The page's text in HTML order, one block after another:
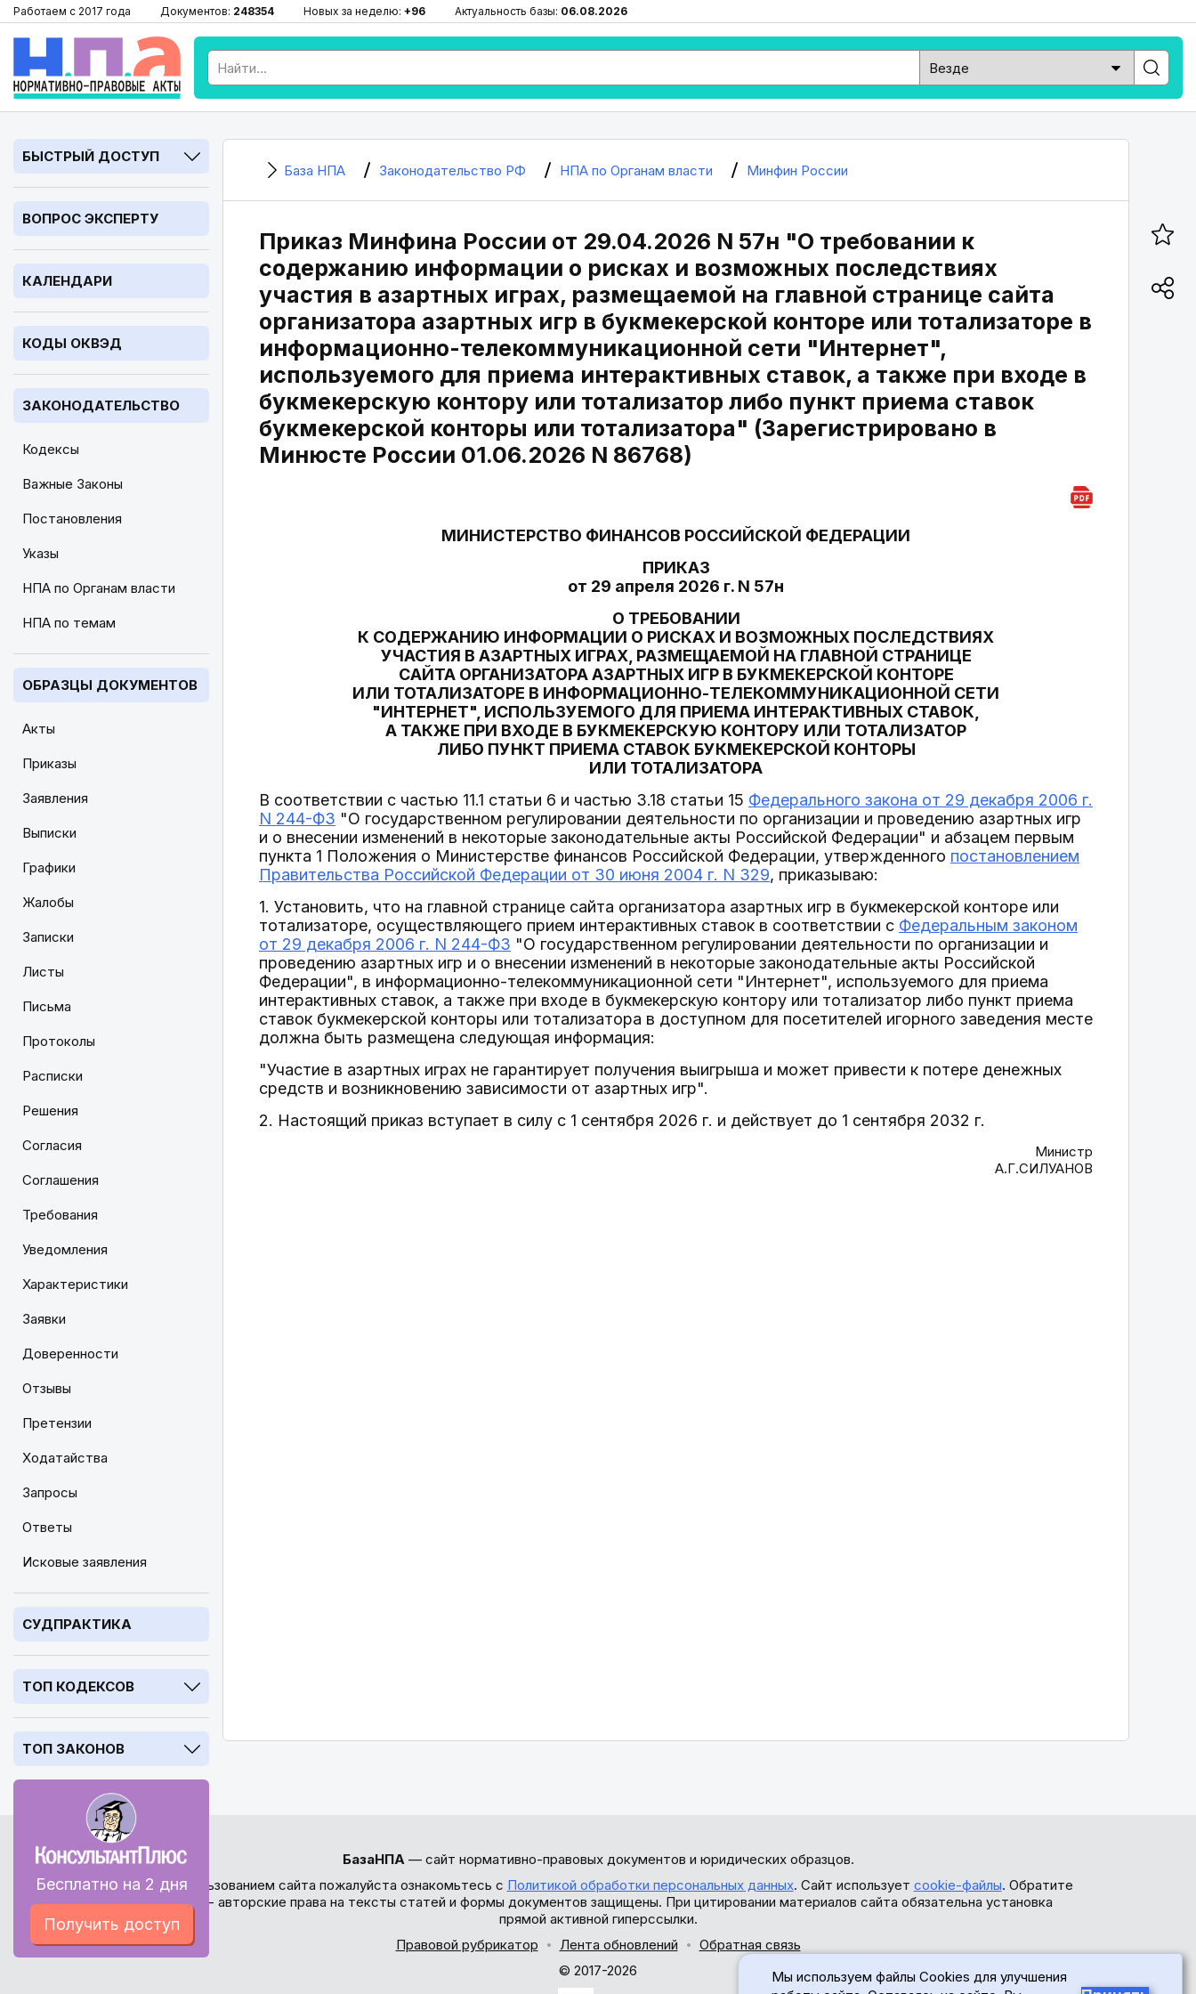
Работаем с 2017 года Документов: 248354 Новых за неделю: +96 Актуальность базы: 06.08.2026
БЫСТРЫЙ ДОСТУП
ВОПРОС ЭКСПЕРТУ
КАЛЕНДАРИ
КОДЫ ОКВЭД
ЗАКОНОДАТЕЛЬСТВО
Кодексы
Важные Законы
Постановления
Указы
НПА по Органам власти
НПА по темам
ОБРАЗЦЫ ДОКУМЕНТОВ
Акты
Приказы
Заявления
Выписки
Графики
Жалобы
Записки
Листы
Письма
Протоколы
Расписки
Решения
Согласия
Соглашения
Требования
Уведомления
Характеристики
Заявки
Доверенности
Отзывы
Претензии
Ходатайства
Запросы
Ответы
Исковые заявления
СУДПРАКТИКА
ТОП КОДЕКСОВ
ТОП ЗАКОНОВ
Бесплатно на 2 дня
Получить доступ
База НПА Законодательство РФ НПА по Органам власти Минфин России
Приказ Минфина России от 29.04.2026 N 57н "О требовании к
содержанию информации о рисках и возможных последствиях
участия в азартных играх, размещаемой на главной странице сайта
организатора азартных игр в букмекерской конторе или тотализаторе в
информационно-телекоммуникационной сети "Интернет",
используемого для приема интерактивных ставок, а также при входе в
букмекерскую контору или тотализатор либо пункт приема ставок
букмекерской конторы или тотализатора" (Зарегистрировано в
Минюсте России 01.06.2026 N 86768)
МИНИСТЕРСТВО ФИНАНСОВ РОССИЙСКОЙ ФЕДЕРАЦИИ
ПРИКАЗ
от 29 апреля 2026 г. N 57н
О ТРЕБОВАНИИ
К СОДЕРЖАНИЮ ИНФОРМАЦИИ О РИСКАХ И ВОЗМОЖНЫХ ПОСЛЕДСТВИЯХ
УЧАСТИЯ В АЗАРТНЫХ ИГРАХ, РАЗМЕЩАЕМОЙ НА ГЛАВНОЙ СТРАНИЦЕ
САЙТА ОРГАНИЗАТОРА АЗАРТНЫХ ИГР В БУКМЕКЕРСКОЙ КОНТОРЕ
ИЛИ ТОТАЛИЗАТОРЕ В ИНФОРМАЦИОННО-ТЕЛЕКОММУНИКАЦИОННОЙ СЕТИ
"ИНТЕРНЕТ", ИСПОЛЬЗУЕМОГО ДЛЯ ПРИЕМА ИНТЕРАКТИВНЫХ СТАВОК,
А ТАКЖЕ ПРИ ВХОДЕ В БУКМЕКЕРСКУЮ КОНТОРУ ИЛИ ТОТАЛИЗАТОР
ЛИБО ПУНКТ ПРИЕМА СТАВОК БУКМЕКЕРСКОЙ КОНТОРЫ
ИЛИ ТОТАЛИЗАТОРА
В соответствии с частью 11.1 статьи 6 и частью 3.18 статьи 15 Федерального закона от 29 декабря 2006 г.
N 244-ФЗ "О государственном регулировании деятельности по организации и проведению азартных игр
и о внесении изменений в некоторые законодательные акты Российской Федерации" и абзацем первым
пункта 1 Положения о Министерстве финансов Российской Федерации, утвержденного постановлением
Правительства Российской Федерации от 30 июня 2004 г. N 329, приказываю:
1. Установить, что на главной странице сайта организатора азартных игр в букмекерской конторе или
тотализаторе, осуществляющего прием интерактивных ставок в соответствии с Федеральным законом
от 29 декабря 2006 г. N 244-ФЗ "О государственном регулировании деятельности по организации и
проведению азартных игр и о внесении изменений в некоторые законодательные акты Российской
Федерации", в информационно-телекоммуникационной сети "Интернет", используемого для приема
интерактивных ставок, а также при входе в букмекерскую контору или тотализатор либо пункт приема
ставок букмекерской конторы или тотализатора в доступном для посетителей игорного заведения месте
должна быть размещена следующая информация:
"Участие в азартных играх не гарантирует получения выигрыша и может привести к потере денежных
средств и возникновению зависимости от азартных игр".
2. Настоящий приказ вступает в силу с 1 сентября 2026 г. и действует до 1 сентября 2032 г.
Министр
А.Г.СИЛУАНОВ
БазаНПА— сайт нормативно-правовых документов и юридических образцов.
Перед использованием сайта пожалуйста ознакомьтесь с Политикой обработки персональных данных. Сайт использует cookie-файлы. Обратите
внимание - авторские права на тексты статей и формы документов защищены. При цитировании материалов сайта обязательна установка
прямой активной гиперссылки.
Правовой рубрикатор
Лента обновлений
Обратная связь
© 2017-2026
Мы используем файлы Cookies для улучшения